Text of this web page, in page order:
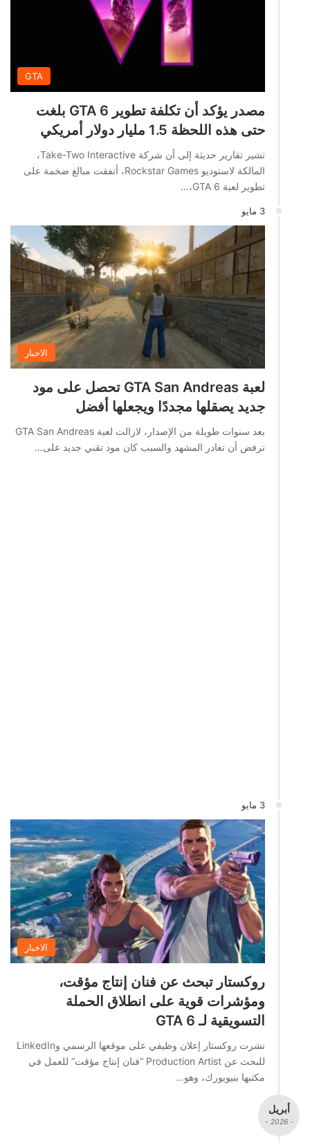
GTA
مصدر يؤكد أن تكلفة تطوير GTA 6 بلغت
حتى هذه اللحظة 1.5 مليار دولار أمريكي
تشير تقارير حديثة إلى أن شركة Take-Two Interactive،
المالكة لاستوديو Rockstar Games، أنفقت مبالغ ضخمة على
تطوير لعبة GTA 6،…
3 مايو
الاخبار
لعبة GTA San Andreas تحصل على مود
جديد يصقلها مجددًا ويجعلها أفضل
بعد سنوات طويلة من الإصدار، لازالت لعبة GTA San Andreas
ترفض أن تغادر المشهد والسبب كان مود تقني جديد على…
3 مايو
الاخبار
روكستار تبحث عن فنان إنتاج مؤقت،
ومؤشرات قوية على انطلاق الحملة
التسويقية لـ GTA 6
نشرت روكستار إعلان وظيفي على موقعها الرسمي وLinkedIn
للبحث عن Production Artist “فنان إنتاج مؤقت” للعمل في
مكتبها بنيويورك، وهو…
أبريل
- 2026 -